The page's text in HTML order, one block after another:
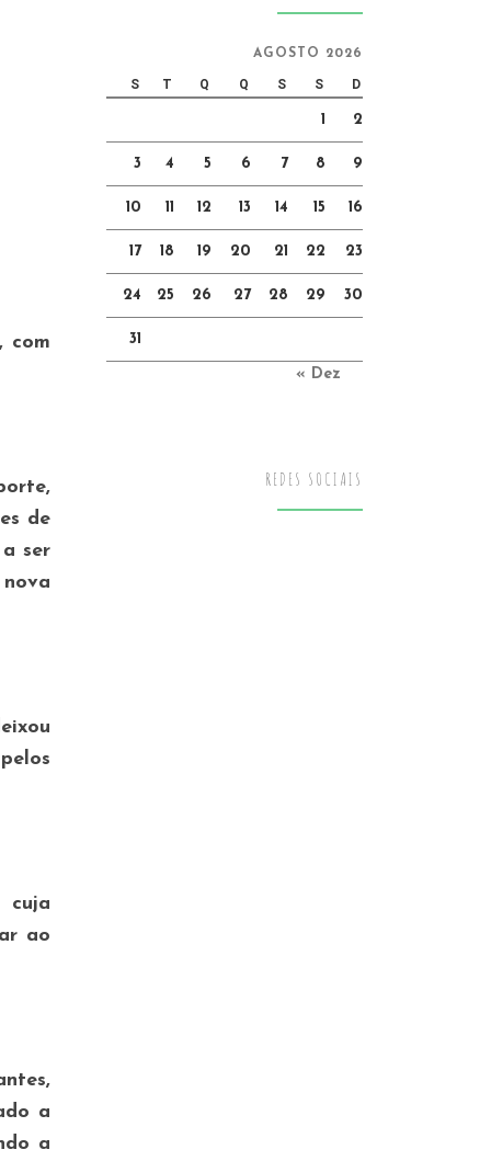
com
de
ser
cuja
ao
a
a
AGOSTO 2026
S T Q Q S S D
1 2
3 4 5 6 7 8 9
10 11 12 13 14 15 16
17 18 19 20 21 22 23
24 25 26 27 28 29 30
31
« Dez
REDES SOCIAIS